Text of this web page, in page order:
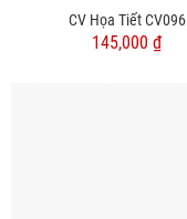
CV Họa Tiết CV096
145,000 ₫